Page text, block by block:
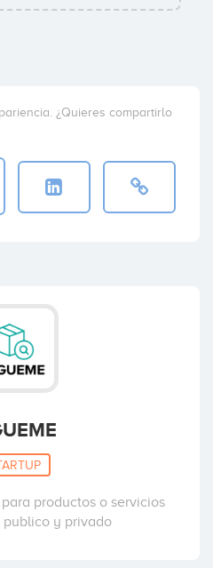
¿Quieres compartirlo
productos o servicios
publico y privado